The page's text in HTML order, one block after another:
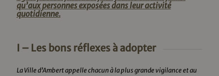
qu’aux personnes exposées dans leur activité
quotidienne.
I – Les bons réflexes à adopter
La Ville d’Ambert appelle chacun à la plus grande vigilance et au